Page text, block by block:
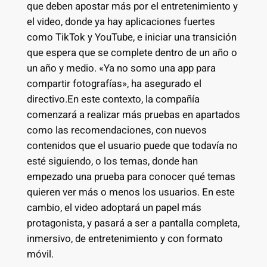
que deben apostar más por el entretenimiento y
el video, donde ya hay aplicaciones fuertes
como TikTok y YouTube, e iniciar una transición
que espera que se complete dentro de un año o
un año y medio. «Ya no somo una app para
compartir fotografías», ha asegurado el
directivo.En este contexto, la compañía
comenzará a realizar más pruebas en apartados
como las recomendaciones, con nuevos
contenidos que el usuario puede que todavía no
esté siguiendo, o los temas, donde han
empezado una prueba para conocer qué temas
quieren ver más o menos los usuarios. En este
cambio, el video adoptará un papel más
protagonista, y pasará a ser a pantalla completa,
inmersivo, de entretenimiento y con formato
móvil.